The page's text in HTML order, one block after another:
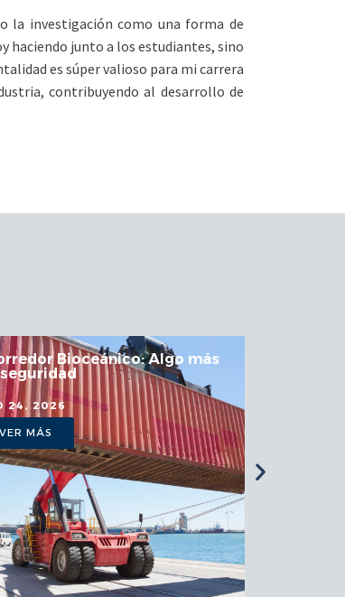
la investigación como una forma de
haciendo junto a los estudiantes, sino
es súper valioso para mi carrera
contribuyendo al desarrollo de
Bioceánico: Algo más
24, 2026
MÁS